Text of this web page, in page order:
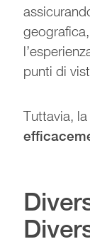
punti di
Tuttavia,